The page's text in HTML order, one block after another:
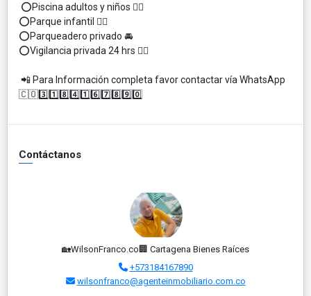
⭕Piscina adultos y niños 🏊‍♂️
⭕Parque infantil 🤸‍♀️
⭕Parqueadero privado 🚘
⭕Vigilancia privada 24 hrs 👮‍♂️
📲 Para Información completa favor contactar vía WhatsApp
🇨🇴3️⃣1️⃣8️⃣4️⃣1️⃣6️⃣7️⃣8️⃣9️⃣0️⃣
Contáctanos
🏡WilsonFranco.co🏢 Cartagena Bienes Raíces
+573184167890
wilsonfranco@agenteinmobiliario.com.co